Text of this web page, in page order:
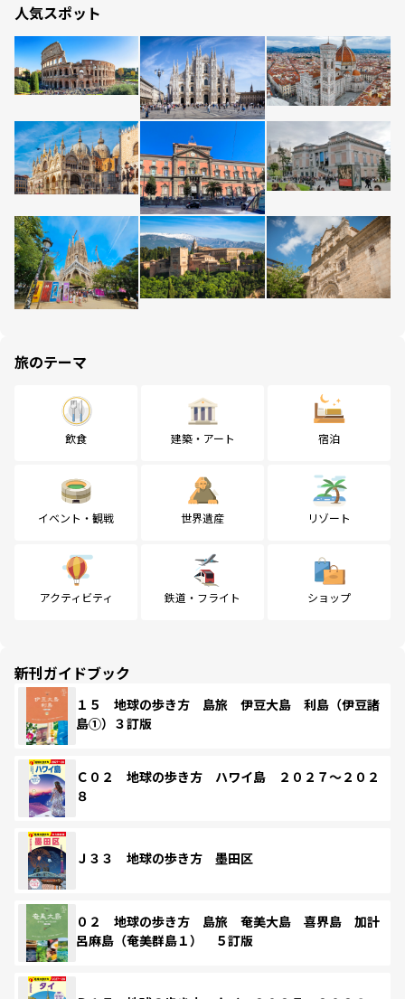
人気スポット
旅のテーマ
飲食 建築・アート 宿泊
イベント・観戦 世界遺産 リゾート
アクティビティ 鉄道・フライト ショップ
新刊ガイドブック
１５ 地球の歩き方 島旅 伊豆大島 利島（伊豆諸
島①）３訂版
Ｃ０２ 地球の歩き方 ハワイ島 ２０２７～２０２
８
Ｊ３３ 地球の歩き方 墨田区
０２ 地球の歩き方 島旅 奄美大島 喜界島 加計
呂麻島（奄美群島１） ５訂版